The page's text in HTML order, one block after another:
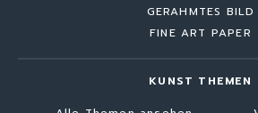
GERAHMTES BILD
FINE ART PAPER
KUNST THEMEN